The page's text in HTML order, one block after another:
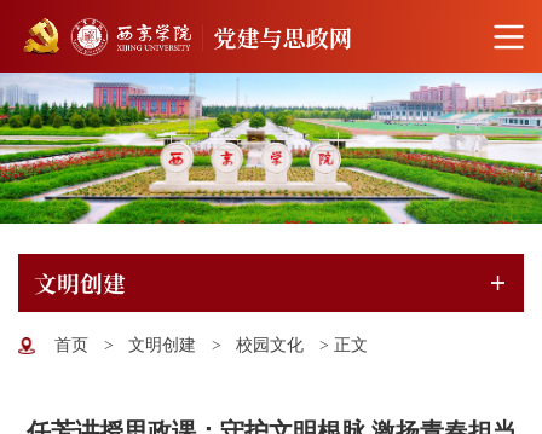
文明创建
首页 > 文明创建 > 校园文化 > 正文